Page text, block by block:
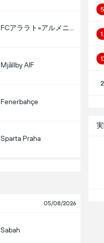
Mjällby AIF
Fenerbahçe
Sparta Praha
05/08/2026
Sabah
2